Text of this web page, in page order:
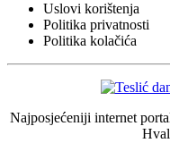
Uslovi korištenja
Politika privatnosti
Politika kolačića
Najposjećeniji internet